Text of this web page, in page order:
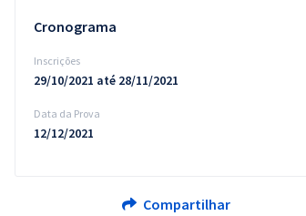
Cronograma
Inscrições
29/10/2021 até 28/11/2021
Data da Prova
12/12/2021
Compartilhar